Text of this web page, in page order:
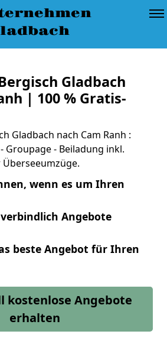
Gladbach
| 100 % Gratis-
Gladbach nach Cam Ranh :
Groupage - Beiladung inkl.
wenn es um Ihren
Angebote
beste Angebot für Ihren
kostenlose Angebote
erhalten